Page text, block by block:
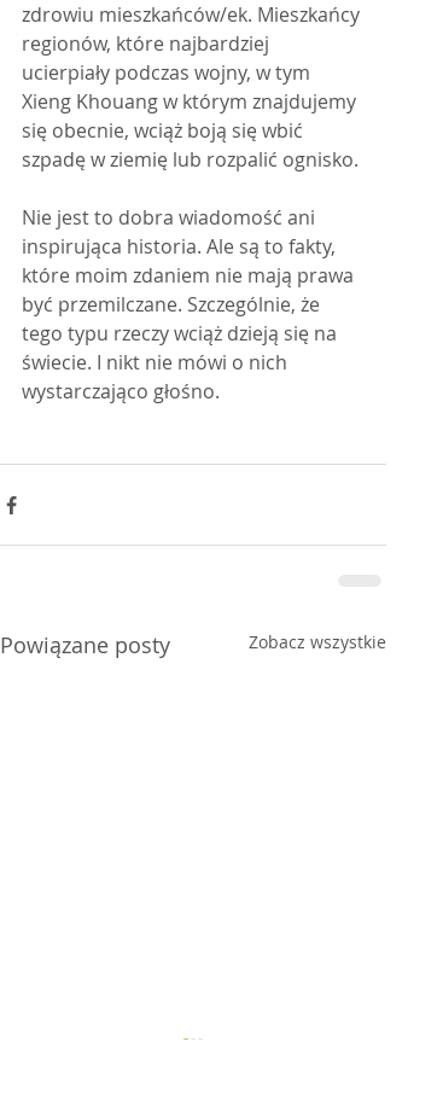
zdrowiu mieszkańców/ek. Mieszkańcy
regionów, które najbardziej
ucierpiały podczas wojny, w tym
Xieng Khouang w którym znajdujemy
się obecnie, wciąż boją się wbić
szpadę w ziemię lub rozpalić ognisko.
Nie jest to dobra wiadomość ani
inspirująca historia. Ale są to fakty,
które moim zdaniem nie mają prawa
być przemilczane. Szczególnie, że
tego typu rzeczy wciąż dzieją się na
świecie. I nikt nie mówi o nich
wystarczająco głośno.
Powiązane posty Zobacz wszystkie